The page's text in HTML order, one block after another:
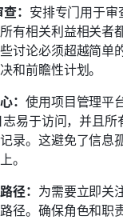
： 安排专门用于审
有相关利益相关者
讨论必须超越简单
和前瞻性计划。
：使用项目管理平
志易于访问，并且所
录。这避免了信息
。
径： 为需要立即关
径。确保角色和职